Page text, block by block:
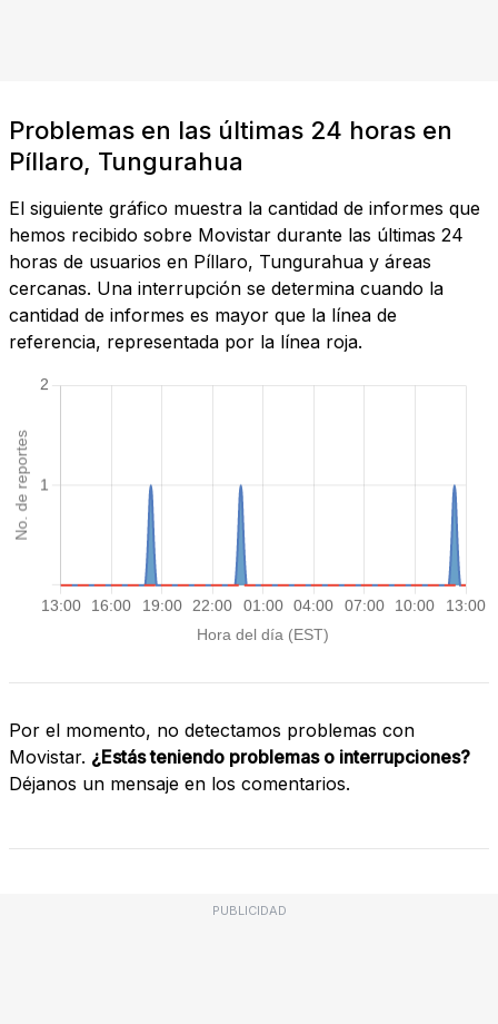
Problemas en las últimas 24 horas en
Píllaro, Tungurahua
El siguiente gráfico muestra la cantidad de informes que
hemos recibido sobre Movistar durante las últimas 24
horas de usuarios en Píllaro, Tungurahua y áreas
cercanas. Una interrupción se determina cuando la
cantidad de informes es mayor que la línea de
referencia, representada por la línea roja.
Por el momento, no detectamos problemas con
Movistar. ¿Estás teniendo problemas o interrupciones?
Déjanos un mensaje en los comentarios.
PUBLICIDAD